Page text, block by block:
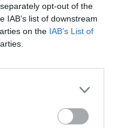
opt-out of the
IAB’s list of downstream
on the IAB’s List of